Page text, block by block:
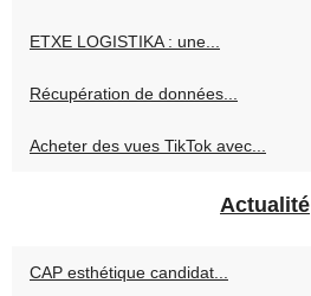
ETXE LOGISTIKA : une...
Récupération de données...
Acheter des vues TikTok avec...
Actualité
CAP esthétique candidat...